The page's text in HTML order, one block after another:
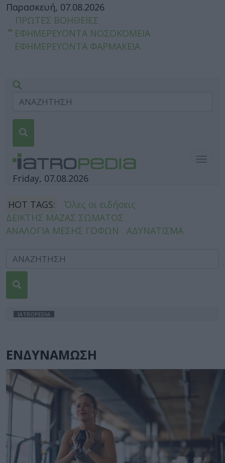
Παρασκευή, 07.08.2026
ΠΡΩΤΕΣ ΒΟΗΘΕΙΕΣ
ΕΦΗΜΕΡΕΥΟΝΤΑ ΝΟΣΟΚΟΜΕΙΑ
ΕΦΗΜΕΡΕΥΟΝΤΑ ΦΑΡΜΑΚΕΙΑ
Friday, 07.08.2026
HOT TAGS:
Όλες οι ειδήσεις
ΔΕΙΚΤΗΣ ΜΑΖΑΣ ΣΩΜΑΤΟΣ
ΑΝΑΛΟΓΙΑ ΜΕΣΗΣ ΓΟΦΩΝ
ΑΔΥΝΑΤΙΣΜΑ
IATROPEDIA
ΕΝΔΥΝΑΜΩΣΗ